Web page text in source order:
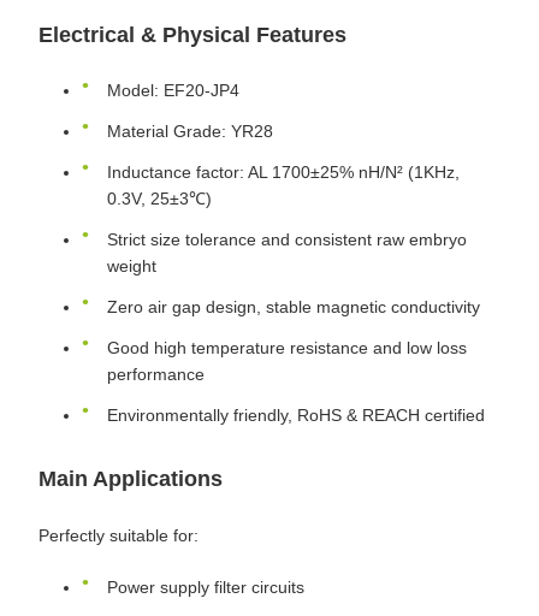
Electrical & Physical Features
Model: EF20-JP4
Material Grade: YR28
Inductance factor: AL 1700±25% nH/N² (1KHz,
0.3V, 25±3℃)
Strict size tolerance and consistent raw embryo
weight
Zero air gap design, stable magnetic conductivity
Good high temperature resistance and low loss
performance
Environmentally friendly, RoHS & REACH certified
Main Applications
Perfectly suitable for:
Power supply filter circuits